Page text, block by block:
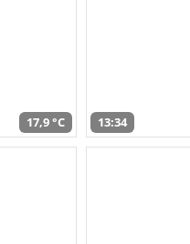
17,9 °C 13:34